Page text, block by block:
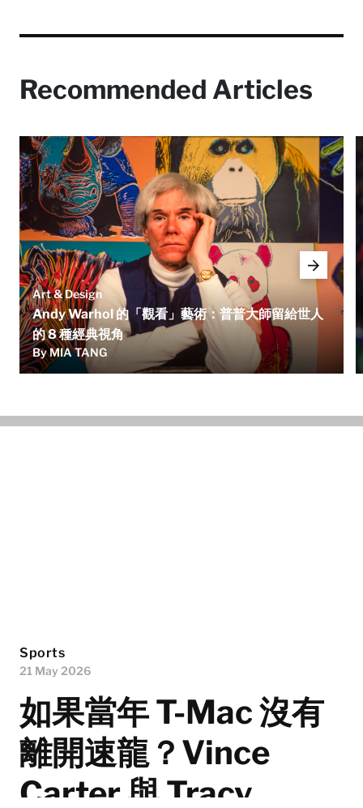
Recommended Articles
Art & Design
Andy Warhol 的「觀看」藝術：普普大師留給世人
的 8 種經典視角
By MIA TANG
Sports
21 May 2026
如果當年 T-Mac 沒有
離開速龍？Vince
Carter 與 Tracy